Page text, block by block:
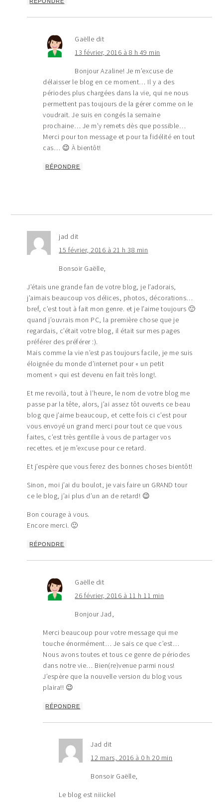
Gaëlle dit
13 février, 2016 à 8 h 49 min
Bonjour Azaline! Je m’excuse de
délaisser le blog en ce moment… Il y a des
périodes plus chargées dans la vie, qui ne nous
permettent pas toujours de la gérer comme on le
voudrait. Je suis en congés la semaine
prochaine… Je m’y remets dès que possible…
Merci pour ton message et pour ta fidélité en tout
cas… 😉 À bientôt!
RÉPONDRE
jad dit
15 février, 2016 à 21 h 38 min
Bonsoir Gaëlle,
J’étais une grande fan de votre blog, je l’adorais,
j’aimais beaucoup vos délices, photos, décorations…
bref, c’est tout à fait mon genre. et je l’aime toujours 🙂
quand j’ouvrais mon PC, la première chose que je
regardais, c’était votre blog, il était sur mes pages
préférer des préférer :).
Mais comme la vie n’est pas toujours facile, je me suis
éloignée du monde d’internet pour « un petit
moment » qui est devenu en fait très long!.
Et me revoilà, tout à l’heure, le nom de votre blog me
passe par la tête, alors, j’ai assez tôt ouverts ce beau
blog que j’aime beaucoup, et cette fois ci c’est pour
vous envoyé un grand merci pour tout ce que vous
faites, c’est très gentille à vous de partager vos
recettes. et je m’excuse pour ce retard.
Et j’espère que vous ferez des bonnes choses bientôt!
Sinon, moi j’ai du boulot, je vais faire un GRAND tour
ce le blog, j’ai plus d’un an de retard! 😉
Bon courage à vous.
Encore merci. 🙂
RÉPONDRE
Gaëlle dit
26 février, 2016 à 11 h 11 min
Bonjour Jad,
Merci beaucoup pour votre message qui me
touche énormément… Je sais ce que c’est…
Nous avons toutes et tous ce genre de périodes
dans notre vie… Bien(re)venue parmi nous!
J’espère que la nouvelle version du blog vous
plaira!! 😉
RÉPONDRE
Jad dit
12 mars, 2016 à 0 h 20 min
Bonsoir Gaëlle,
Le blog est niiickel